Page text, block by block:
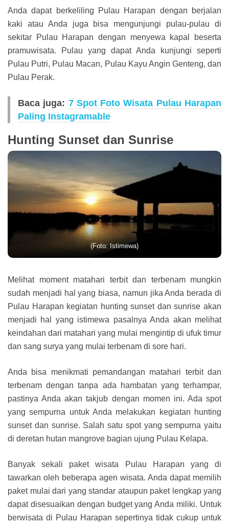
Anda dapat berkeliling Pulau Harapan dengan berjalan
kaki atau Anda juga bisa mengunjungi pulau-pulau di
sekitar Pulau Harapan dengan menyewa kapal beserta
pramuwisata. Pulau yang dapat Anda kunjungi seperti
Pulau Putri, Pulau Macan, Pulau Kayu Angin Genteng, dan
Pulau Perak.
Baca juga: 7 Spot Foto Wisata Pulau Harapan
Paling Instagramable
Hunting Sunset dan Sunrise
(Foto: Istimewa)
Melihat moment matahari terbit dan terbenam mungkin
sudah menjadi hal yang biasa, namun jika Anda berada di
Pulau Harapan kegiatan hunting sunset dan sunrise akan
menjadi hal yang istimewa pasalnya Anda akan melihat
keindahan dari matahari yang mulai mengintip di ufuk timur
dan sang surya yang mulai terbenam di sore hari.
Anda bisa menikmati pemandangan matahari terbit dan
terbenam dengan tanpa ada hambatan yang terhampar,
pastinya Anda akan takjub dengan momen ini. Ada spot
yang sempurna untuk Anda melakukan kegiatan hunting
sunset dan sunrise. Salah satu spot yang sempurna yaitu
di deretan hutan mangrove bagian ujung Pulau Kelapa.
Banyak sekali paket wisata Pulau Harapan yang di
tawarkan oleh beberapa agen wisata. Anda dapat memilih
paket mulai dari yang standar ataupun paket lengkap yang
dapat disesuaikan dengan budget yang Anda miliki. Untuk
berwisata di Pulau Harapan sepertinya tidak cukup untuk